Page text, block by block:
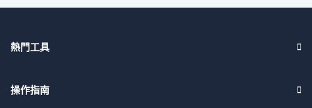
熱門工具
操作指南